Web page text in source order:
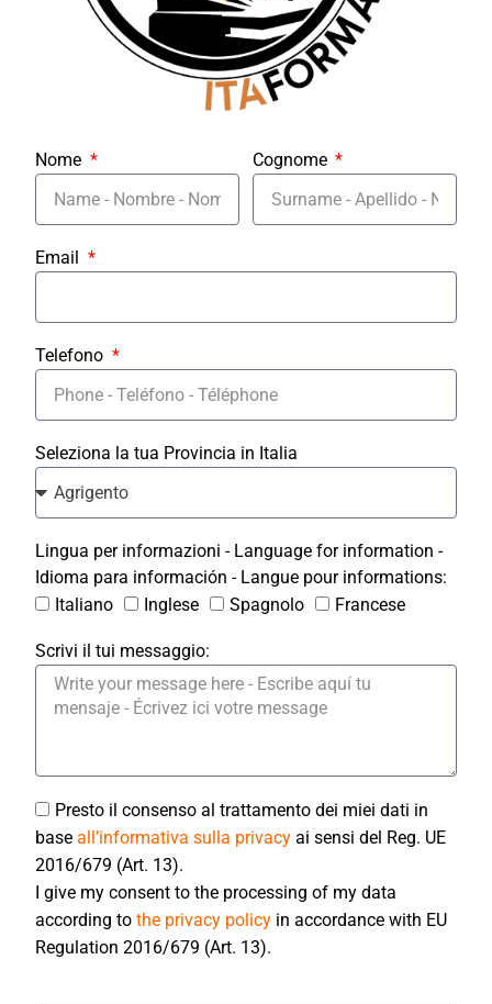
Nome Cognome
Email
Telefono
Seleziona la tua Provincia in Italia
Lingua per informazioni - Language for information -
Idioma para información - Langue pour informations:
Italiano
Inglese Spagnolo Francese
Scrivi il tui messaggio:
Presto il consenso al trattamento dei miei dati in
baseall’informativa sulla privacyai sensi del Reg. UE
2016/679 (Art. 13).
I give my consent to the processing of my data
according tothe privacy policy in accordance with EU
Regulation 2016/679 (Art. 13).